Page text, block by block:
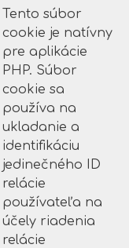
Tento súbor
cookie je natívny
pre aplikácie
PHP. Súbor
cookie sa
používa na
ukladanie a
identifikáciu
jedinečného ID
relácie
používateľa na
účely riadenia
relácie